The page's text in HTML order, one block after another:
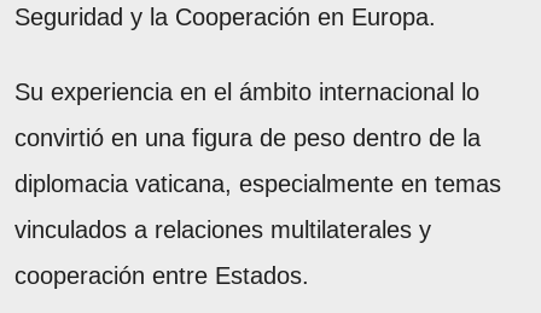
Seguridad y la Cooperación en Europa.
Su experiencia en el ámbito internacional lo
convirtió en una figura de peso dentro de la
diplomacia vaticana, especialmente en temas
vinculados a relaciones multilaterales y
cooperación entre Estados.